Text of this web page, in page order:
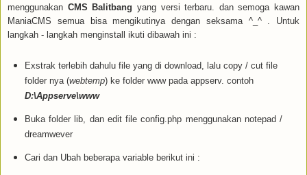
menggunakan CMS Balitbang yang versi terbaru. dan semoga kawan
ManiaCMS semua bisa mengikutinya dengan seksama ^_^ . Untuk
langkah - langkah menginstall ikuti dibawah ini :
Exstrak terlebih dahulu file yang di download, lalu copy / cut file
folder nya (webtemp) ke folder www pada appserv. contoh
D:\Appserve\www
Buka folder lib, dan edit file config.php menggunakan notepad /
dreamwever
Cari dan Ubah beberapa variable berikut ini :